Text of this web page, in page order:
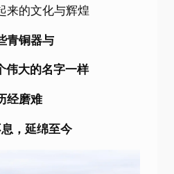
来的文化与辉煌
青铜器与
伟大的名字一样
经磨难
，延绵至今